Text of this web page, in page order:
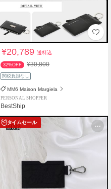
¥20,789送料込
32%OFF ¥30,800
関税負担なし
MM6 Maison Margiela
PERSONAL SHOPPER
BestShip
タイムセール